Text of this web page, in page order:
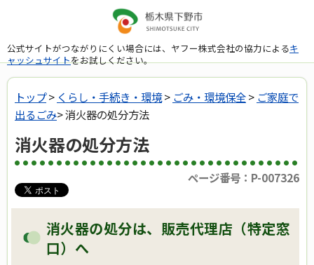
公式サイトがつながりにくい場合には、ヤフー株式会社の協力によるキ
ャッシュサイトをお試しください。
トップ> くらし・手続き・環境> ごみ・環境保全> ご家庭で
出るごみ> 消火器の処分方法
消火器の処分方法
ページ番号：P-007326
消火器の処分は、販売代理店（特定窓
口）へ